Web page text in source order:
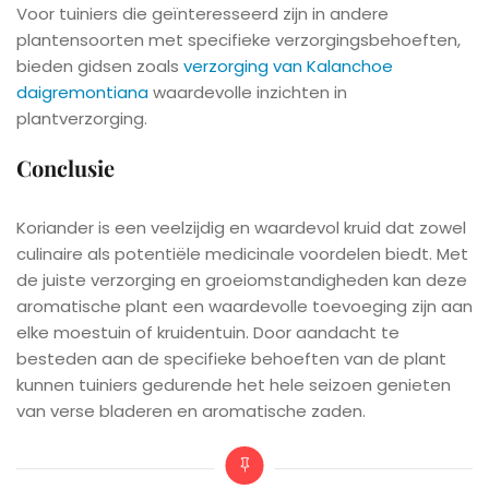
Voor tuiniers die geïnteresseerd zijn in andere
plantensoorten met specifieke verzorgingsbehoeften,
bieden gidsen zoals verzorging van Kalanchoe
daigremontianawaardevolle inzichten in
plantverzorging.
Conclusie
Koriander is een veelzijdig en waardevol kruid dat zowel
culinaire als potentiële medicinale voordelen biedt. Met
de juiste verzorging en groeiomstandigheden kan deze
aromatische plant een waardevolle toevoeging zijn aan
elke moestuin of kruidentuin. Door aandacht te
besteden aan de specifieke behoeften van de plant
kunnen tuiniers gedurende het hele seizoen genieten
van verse bladeren en aromatische zaden.